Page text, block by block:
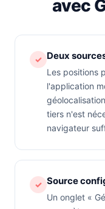
avec
✓ Deux
Les positions
l'application
tiers n'est
navigateur
✓ Source
Un onglet «